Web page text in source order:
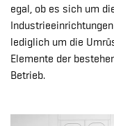
egal, ob es sich um
lediglich um die
Elemente der
Betrieb.